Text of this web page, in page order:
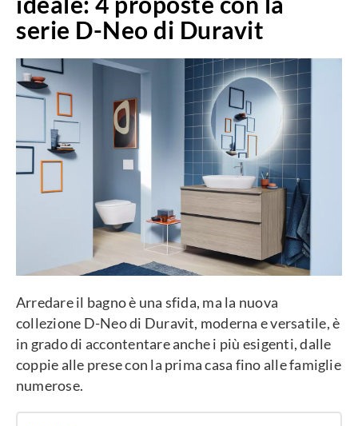
serie D-Neo di Duravit
Arredare il bagno è una sfida, ma la nuova
collezione D-Neo di Duravit, moderna e versatile, è
in grado di accontentare anche i più esigenti, dalle
coppie alle prese con la prima casa fino alle famiglie
numerose.